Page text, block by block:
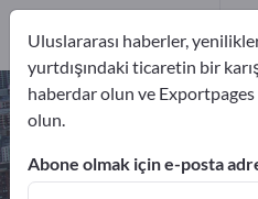
Fason galvaniz
Uluslararası haberler,
yurtdışındaki ticaretin bir
haberdar olun ve
olun.
Abone olmak için e-posta